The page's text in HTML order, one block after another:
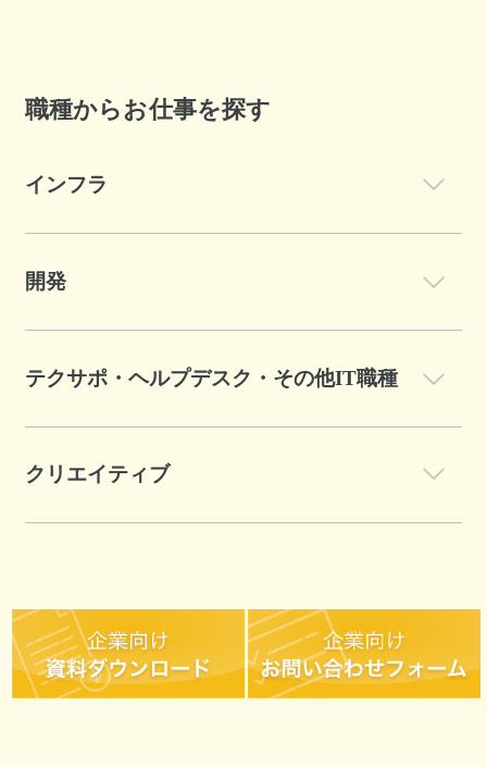
職種からお仕事を探す
インフラ
開発
テクサポ・ヘルプデスク・その他IT職種
クリエイティブ